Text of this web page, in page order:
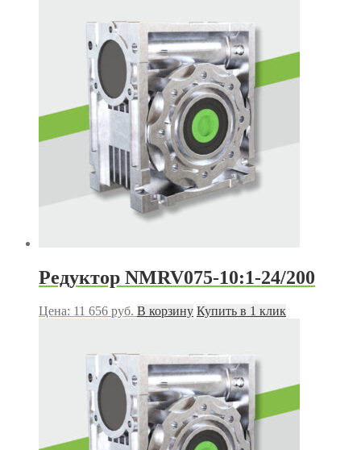
Редуктор NMRV075-10:1-24/200
Цена: 11 656 руб. В корзину Купить в 1 клик